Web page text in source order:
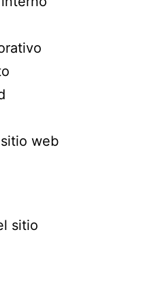
web
sitio